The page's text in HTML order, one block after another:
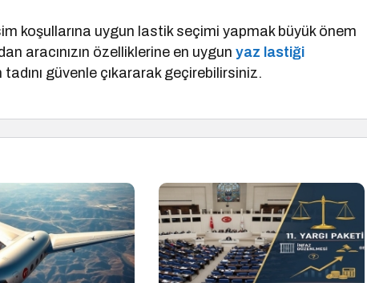
koşullarına uygun lastik seçimi yapmak büyük önem
aracınızın özelliklerine en uygunyaz lastiği
güvenle çıkararak geçirebilirsiniz.